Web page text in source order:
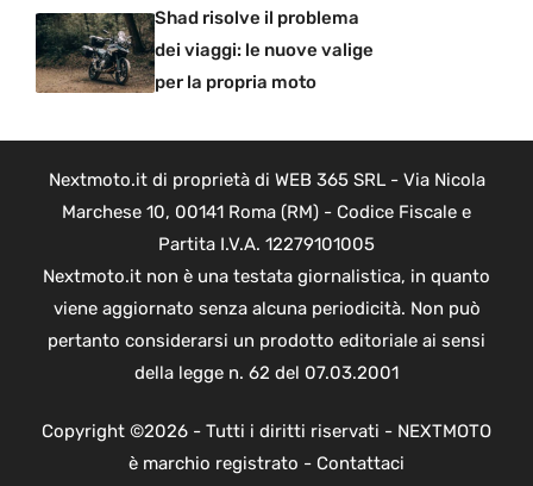
Shad risolve il problema
dei viaggi: le nuove valige
per la propria moto
Nextmoto.it di proprietà di WEB 365 SRL - Via Nicola
Marchese 10, 00141 Roma (RM) - Codice Fiscale e
Partita I.V.A. 12279101005
Nextmoto.it non è una testata giornalistica, in quanto
viene aggiornato senza alcuna periodicità. Non può
pertanto considerarsi un prodotto editoriale ai sensi
della legge n. 62 del 07.03.2001
Copyright ©2026 - Tutti i diritti riservati - NEXTMOTO
è marchio registrato - Contattaci